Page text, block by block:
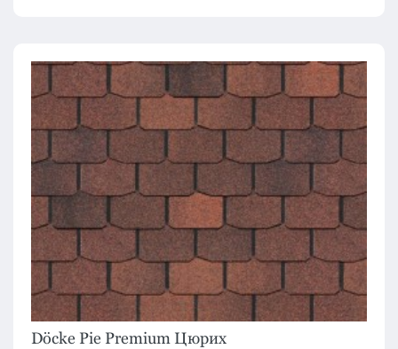
Döcke Pie Premium Цюрих